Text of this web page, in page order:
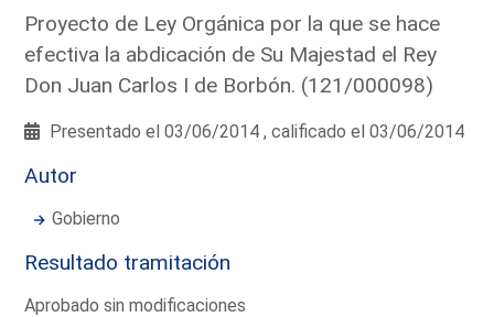
Proyecto de Ley Orgánica por la que se hace
efectiva la abdicación de Su Majestad el Rey
Don Juan Carlos I de Borbón. (121/000098)
Presentado el 03/06/2014 , calificado el 03/06/2014
Autor
Gobierno
Resultado tramitación
Aprobado sin modificaciones